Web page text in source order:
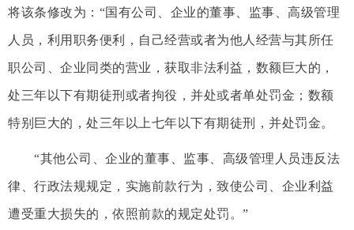
将该条修改为：“国有公司、企业的董事、监事、高级管理
人员，利用职务便利，自己经营或者为他人经营与其所任
职公司、企业同类的营业，获取非法利益，数额巨大的，
处三年以下有期徒刑或者拘役，并处或者单处罚金；数额
特别巨大的，处三年以上七年以下有期徒刑，并处罚金。
“其他公司、企业的董事、监事、高级管理人员违反法
律、行政法规规定，实施前款行为，致使公司、企业利益
遭受重大损失的，依照前款的规定处罚。”